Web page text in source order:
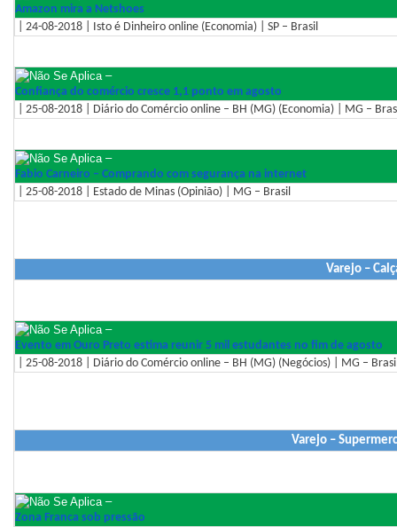
Amazon mira a Netshoes
| 24-08-2018 | Isto é Dinheiro online (Economia) | SP – Brasil
–
Confiança do comércio cresce 1,1 ponto em agosto
| 25-08-2018 | Diário do Comércio online – BH (MG) (Economia) | MG –
–
Fabio Carneiro – Comprando com segurança na internet
| 25-08-2018 | Estado de Minas (Opinião) | MG – Brasil
Varejo –
–
Evento em Ouro Preto estima reunir 5 mil estudantes no fim de agosto
| 25-08-2018 | Diário do Comércio online – BH (MG) (Negócios) | MG –
Varejo –
–
Zona Franca sob pressão